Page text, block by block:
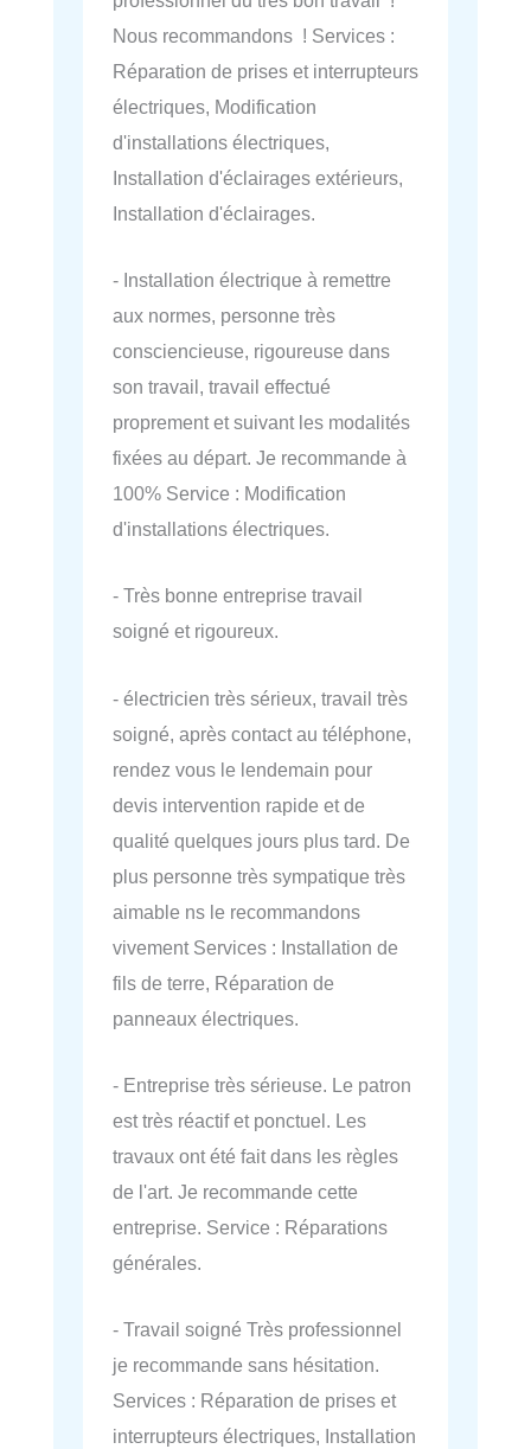
Nous recommandons ! Services :
Réparation de prises et interrupteurs
électriques, Modification
d'installations électriques,
Installation d'éclairages extérieurs,
Installation d'éclairages.
- Installation électrique à remettre
aux normes, personne très
consciencieuse, rigoureuse dans
son travail, travail effectué
proprement et suivant les modalités
fixées au départ. Je recommande à
100% Service : Modification
d'installations électriques.
- Très bonne entreprise travail
soigné et rigoureux.
- électricien très sérieux, travail très
soigné, après contact au téléphone,
rendez vous le lendemain pour
devis intervention rapide et de
qualité quelques jours plus tard. De
plus personne très sympatique très
aimable ns le recommandons
vivement Services : Installation de
fils de terre, Réparation de
panneaux électriques.
- Entreprise très sérieuse. Le patron
est très réactif et ponctuel. Les
travaux ont été fait dans les règles
de l'art. Je recommande cette
entreprise. Service : Réparations
générales.
- Travail soigné Très professionnel
je recommande sans hésitation.
Services : Réparation de prises et
interrupteurs électriques, Installation